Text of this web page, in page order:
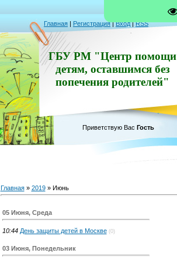
Главная | Регистрация|Вход|RSS
ГБУ РМ "Центр помощи
детям, оставшимся без
попечения родителей"
Приветствую Вас Гость
Главная» 2019 » Июнь
05 Июня, Среда
10:44 День защиты детей в Москве (0)
03 Июня, Понедельник